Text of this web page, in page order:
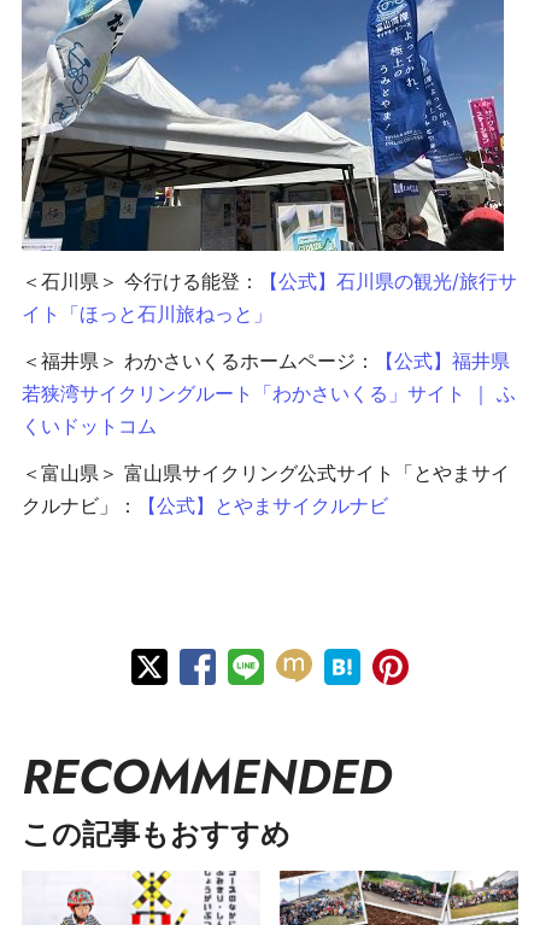
＜石川県＞ 今行ける能登：
【公式】石川県の観光/旅行サ
イト「ほっと石川旅ねっと」
＜福井県＞ わかさいくるホームページ：
【公式】福井県
若狭湾サイクリングルート「わかさいくる」サイト ｜ ふ
くいドットコム
＜富山県＞ 富山県サイクリング公式サイト「とやまサイ
クルナビ」：
【公式】とやまサイクルナビ
RECOMMENDED
この記事もおすすめ